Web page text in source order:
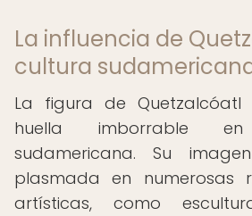
La influencia de
cultura
La figura de
huella imborrable
sudamericana. Su
plasmada en numerosas
artísticas, como